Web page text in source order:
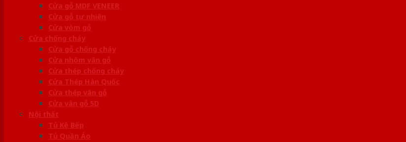
Cửa gỗ MDF VENEER
Cửa gỗ tự nhiên
Cửa vòm gỗ
Cửa chống cháy
Cửa gỗ chống cháy
Cửa nhôm vân gỗ
Cửa thép chống cháy
Cửa Thép Hàn Quốc
Cửa thép vân gỗ
Cửa vân gỗ 5D
Nội thất
Tủ Kệ Bếp
Tủ Quần Áo